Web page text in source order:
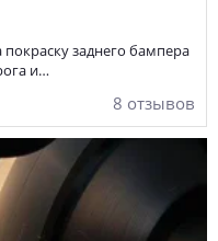
заднего бампера
и…
8 отзывов